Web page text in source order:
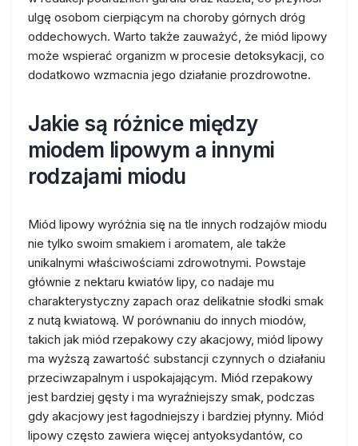
ulgę osobom cierpiącym na choroby górnych dróg
oddechowych. Warto także zauważyć, że miód lipowy
może wspierać organizm w procesie detoksykacji, co
dodatkowo wzmacnia jego działanie prozdrowotne.
Jakie są różnice między
miodem lipowym a innymi
rodzajami miodu
Miód lipowy wyróżnia się na tle innych rodzajów miodu
nie tylko swoim smakiem i aromatem, ale także
unikalnymi właściwościami zdrowotnymi. Powstaje
głównie z nektaru kwiatów lipy, co nadaje mu
charakterystyczny zapach oraz delikatnie słodki smak
z nutą kwiatową. W porównaniu do innych miodów,
takich jak miód rzepakowy czy akacjowy, miód lipowy
ma wyższą zawartość substancji czynnych o działaniu
przeciwzapalnym i uspokajającym. Miód rzepakowy
jest bardziej gęsty i ma wyraźniejszy smak, podczas
gdy akacjowy jest łagodniejszy i bardziej płynny. Miód
lipowy często zawiera więcej antyoksydantów, co